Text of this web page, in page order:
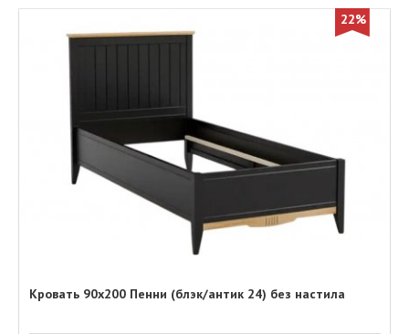
22%
Кровать 90х200 Пенни (блэк/антик 24) без настила